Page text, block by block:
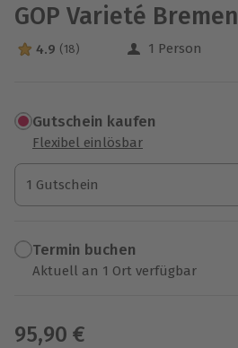
GOP Varieté Bremen
4.9 Sterne von 5 aus 18 Bewertungen
4.9 (18) 1 Person
Gutschein kaufen
Flexibel einlösbar
1 Gutschein
1 Gutschein
1 Gutschein
Termin buchen
Aktuell an 1 Ort verfügbar
95,90 €